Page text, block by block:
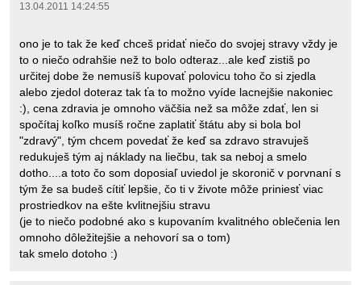
13.04.2011 14:24:55
ono je to tak že keď chceš pridať niečo do svojej stravy vždy je
to o niečo odrahšie než to bolo odteraz...ale keď zistiš po
určitej dobe že nemusíš kupovať polovicu toho čo si zjedla
alebo zjedol doteraz tak ťa to možno vyíde lacnejšie nakoniec
:), cena zdravia je omnoho väčšia než sa môže zdať, len si
spočítaj koľko musíš ročne zaplatiť štátu aby si bola bol
"zdravý", tým chcem povedať že keď sa zdravo stravuješ
redukuješ tým aj náklady na liečbu, tak sa neboj a smelo
dotho....a toto čo som doposiaľ uviedol je skoronič v porvnaní s
tým že sa budeš cítiť lepšie, čo ti v živote môže priniesť viac
prostriedkov na ešte kvlitnejšiu stravu
(je to niečo podobné ako s kupovaním kvalitného oblečenia len
omnoho dôležitejšie a nehovorí sa o tom)
tak smelo dotoho :)